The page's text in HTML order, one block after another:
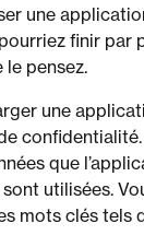
une
finir par
le pensez.
une
que
utilisées.
mots clés tels